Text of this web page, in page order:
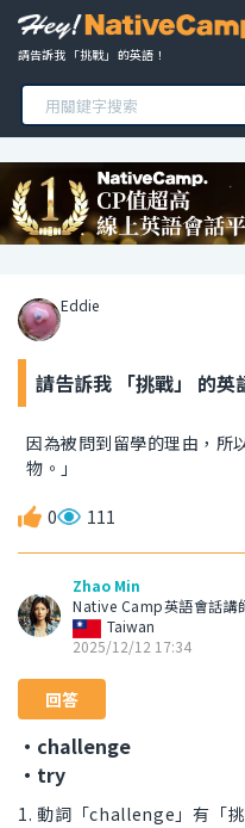
請告訴我 「挑戰」 的英語！
Eddie
請告訴我 「挑戰」 的英
因為被問到留學的理由，所
物。」
0 111
Zhao Min
Native Camp英語會話講
Taiwan
2025/12/12 17:34
回答
・challenge
・try
1. 動詞「challenge」有「